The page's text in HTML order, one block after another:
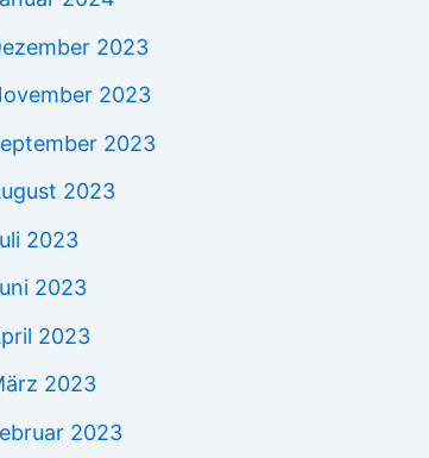
2023
2023
2023
2023
2023
2023
2023
2023
2023